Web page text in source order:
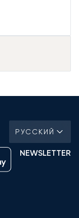
РУССКИЙ
NEWSLETTER